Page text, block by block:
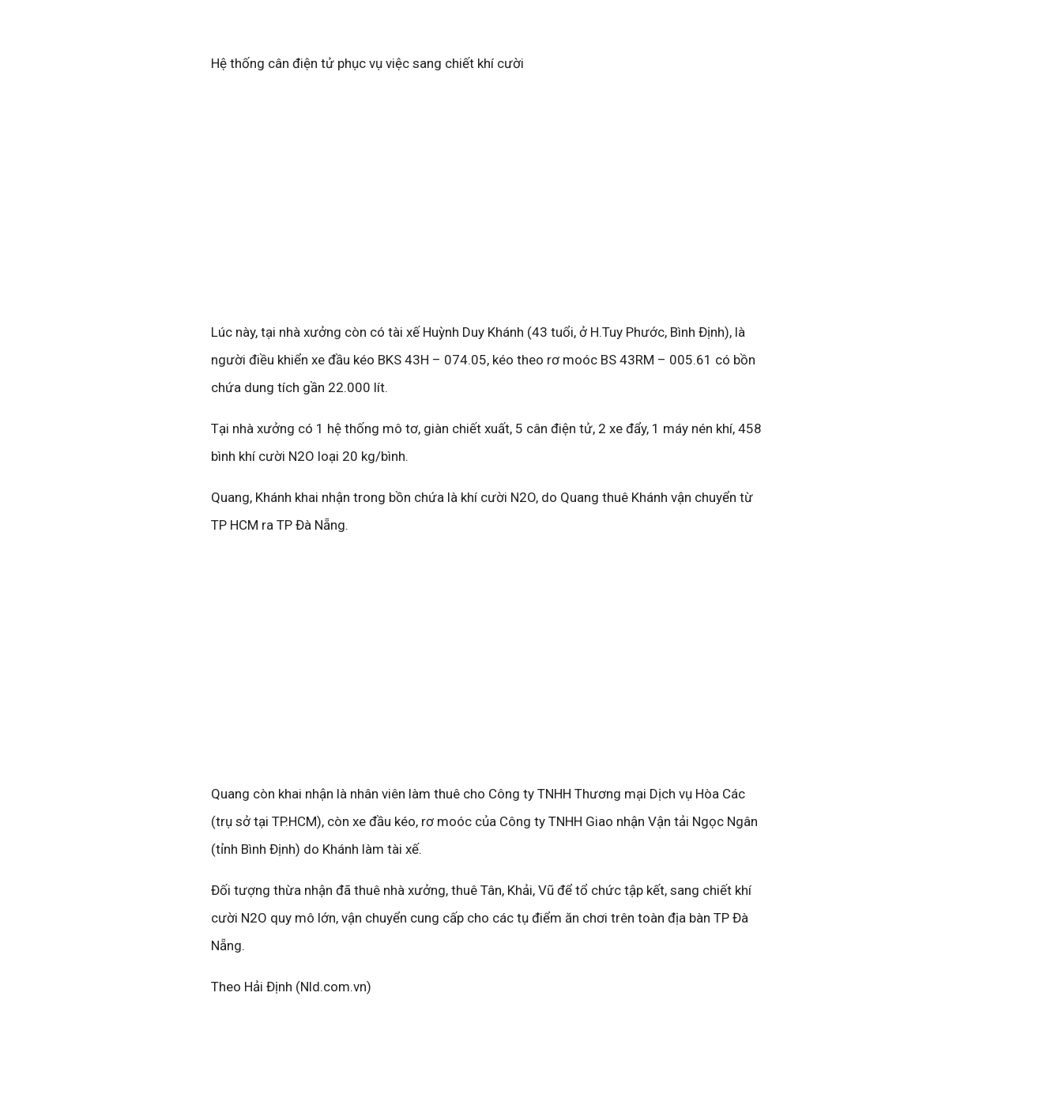
Hệ thống cân điện tử phục vụ việc sang chiết khí cười
Lúc này, tại nhà xưởng còn có tài xế Huỳnh Duy Khánh (43 tuổi, ở H.Tuy Phước, Bình Định), là
người điều khiển xe đầu kéo BKS 43H – 074.05, kéo theo rơ moóc BS 43RM – 005.61 có bồn
chứa dung tích gần 22.000 lít.
Tại nhà xưởng có 1 hệ thống mô tơ, giàn chiết xuất, 5 cân điện tử, 2 xe đẩy, 1 máy nén khí, 458
bình khí cười N2O loại 20 kg/bình.
Quang, Khánh khai nhận trong bồn chứa là khí cười N2O, do Quang thuê Khánh vận chuyển từ
TP HCM ra TP Đà Nẵng.
Quang còn khai nhận là nhân viên làm thuê cho Công ty TNHH Thương mại Dịch vụ Hòa Các
(trụ sở tại TP.HCM), còn xe đầu kéo, rơ moóc của Công ty TNHH Giao nhận Vận tải Ngọc Ngân
(tỉnh Bình Định) do Khánh làm tài xế.
Đối tượng thừa nhận đã thuê nhà xưởng, thuê Tân, Khải, Vũ để tổ chức tập kết, sang chiết khí
cười N2O quy mô lớn, vận chuyển cung cấp cho các tụ điểm ăn chơi trên toàn địa bàn TP Đà
Nẵng.
Theo Hải Định (Nld.com.vn)